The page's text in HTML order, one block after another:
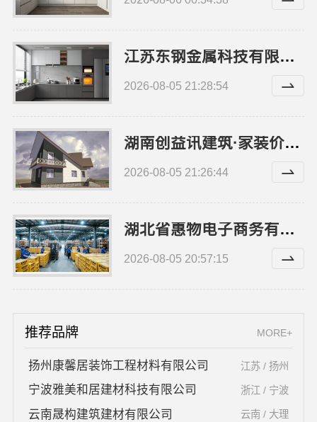
江苏东钢金属科技有限公司：本地全屋不锈钢定制生产商
2026-08-05 21:28:54
湖南创益讯建筑·家装价格表透明
2026-08-05 21:26:44
湖北省惠物电子商务有限公司优惠数码家电工具价格
2026-08-05 20:57:15
推荐品牌 MORE+
扬州康馨居装饰工程材料有限公司 江苏 / 扬州
宁波雅美和居建材科技有限公司 浙江 / 宁波
云南晟构建筑建材有限公司 云南 / 大理